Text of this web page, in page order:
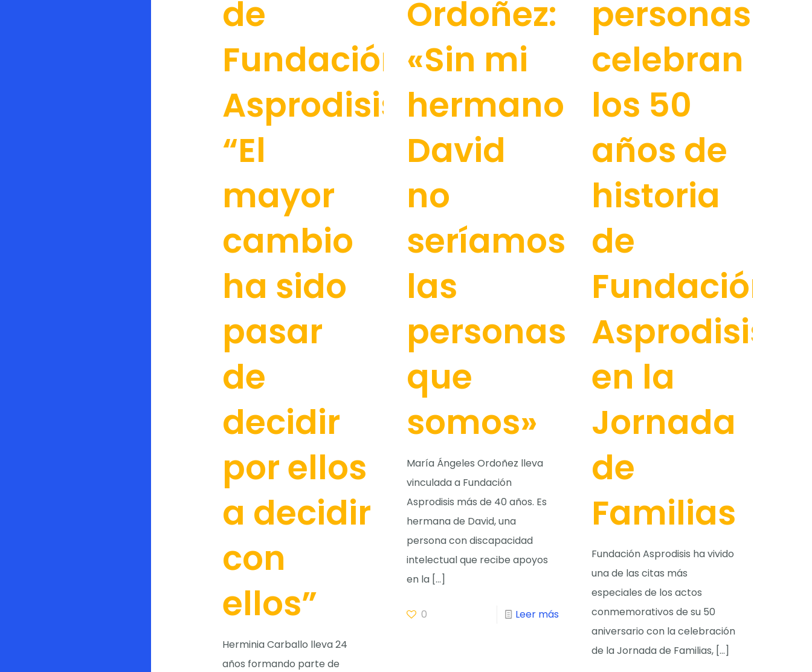
de
Fundación
Asprodisis:
“El
mayor
cambio
ha sido
pasar
de
decidir
por ellos
a decidir
con
ellos”
Herminia Carballo lleva 24
años formando parte de
Ordoñez:
«Sin mi
hermano
David
no
seríamos
las
personas
que
somos»
María Ángeles Ordoñez lleva
vinculada a Fundación
Asprodisis más de 40 años. Es
hermana de David, una
persona con discapacidad
intelectual que recibe apoyos
en la […]
0 Leer más
personas
celebran
los 50
años de
historia
de
Fundación
Asprodisis
en la
Jornada
de
Familias
Fundación Asprodisis ha vivido
una de las citas más
especiales de los actos
conmemorativos de su 50
aniversario con la celebración
de la Jornada de Familias,[…]